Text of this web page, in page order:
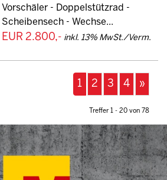
Vorschäler - Doppelstützrad -
Scheibensech - Wechse...
EUR 2.800,- inkl. 13% MwSt./Verm.
1 2 3 4 »
Treffer 1 - 20 von 78